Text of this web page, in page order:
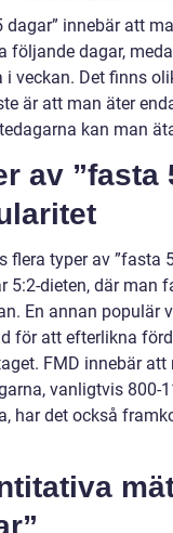
dagar” innebär att
följande dagar,
i veckan. Det finns
är att man äter
kan man
av ”fasta
flera typer av ”fasta
5:2-dieten, där man
En annan populär
för att efterlikna
FMD innebär
vanligtvis 800-
har det också